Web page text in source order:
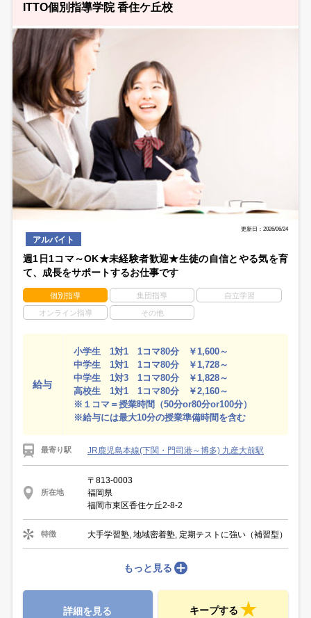
ITTO個別指導学院 香住ケ丘校
更新日：2026/06/24
アルバイト
週1日1コマ～OK★未経験者歓迎★生徒の自信とやる気を育
て、成長をサポートするお仕事です
個別指導 集団指導 自立学習
オンライン指導 その他
給与
小学生 1対1 1コマ80分 ￥1,600～
中学生 1対1 1コマ80分 ￥1,728～
中学生 1対3 1コマ80分 ￥1,828～
高校生 1対1 1コマ80分 ￥2,160～
※１コマ＝授業時間（50分or80分or100分）
※給与には最大10分の授業準備時間を含む
最寄り駅 JR鹿児島本線(下関・門司港～博多) 九産大前駅
所在地
〒813-0003
福岡県
福岡市東区香住ケ丘2-8-2
特徴 大手学習塾, 地域密着塾, 定期テストに強い（補習型）
もっと見る
詳細を見る キープする